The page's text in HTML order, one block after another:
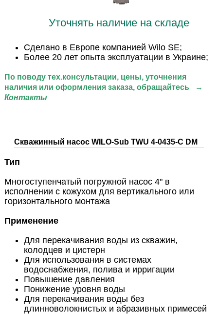
Уточнять наличие на складе
Сделано в Европе компанией Wilo SE;
Более 20 лет опыта эксплуатации в Украине;
По поводу тех.консультации, цены, уточнения
наличия или оформления заказа, обращайтесь
→
Контакты
Скважинный насос WILO-Sub TWU 4-0435-C DM
Тип
Многоступенчатый погружной насос 4" в
исполнении с кожухом для вертикального или
горизонтального монтажа
Применение
Для перекачивания воды из скважин,
колодцев и цистерн
Для использования в системах
водоснабжения, полива и ирригации
Повышение давления
Понижение уровня воды
Для перекачивания воды без
длинноволокнистых и абразивных примесей